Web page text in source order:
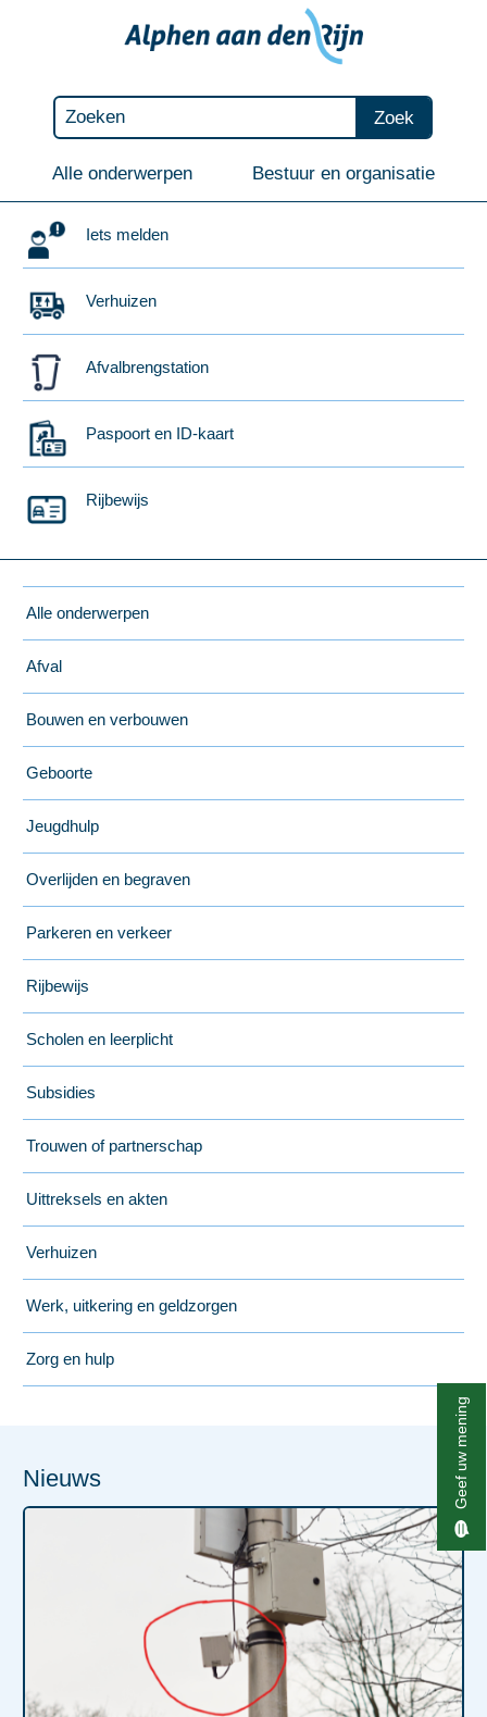
Zoek
Alle onderwerpen Bestuur en organisatie
Iets melden
Verhuizen
Afvalbrengstation
Paspoort en ID-kaart
Rijbewijs
Alle onderwerpen
Afval
Bouwen en verbouwen
Geboorte
Jeugdhulp
Overlijden en begraven
Parkeren en verkeer
Rijbewijs
Scholen en leerplicht
Subsidies
Trouwen of partnerschap
Uittreksels en akten
Verhuizen
Werk, uitkering en geldzorgen
Zorg en hulp
Nieuws Geef uw mening